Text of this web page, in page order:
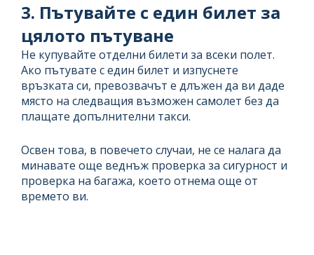
3. Пътувайте с един билет за
цялото пътуване
Не купувайте отделни билети за всеки полет.
Ако пътувате с един билет и изпуснете
връзката си, превозвачът е длъжен да ви даде
място на следващия възможен самолет без да
плащате допълнителни такси.
Освен това, в повечето случаи, не се налага да
минавате още веднъж проверка за сигурност и
проверка на багажа, което отнема още от
времето ви.